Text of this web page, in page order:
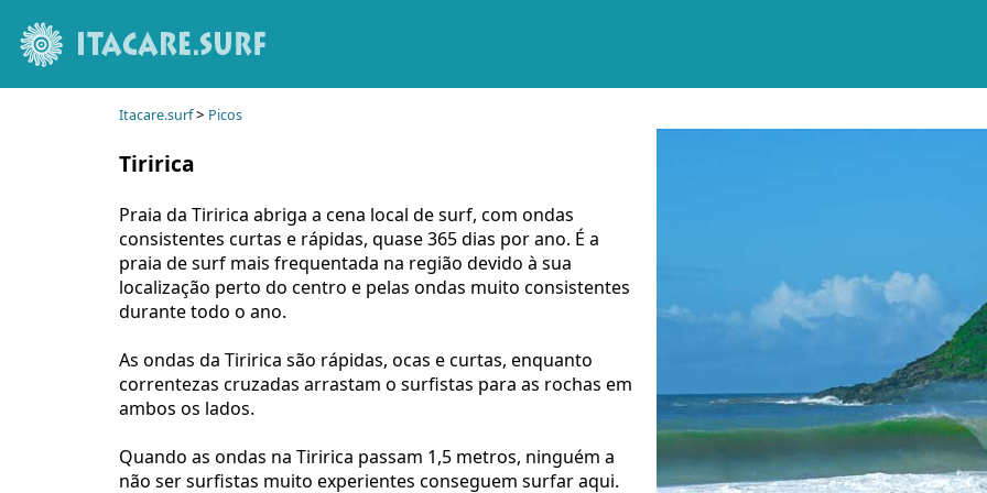
Itacare.surf> Picos
Tiririca
Praia da Tiririca abriga a cena local de surf, com ondas
consistentes curtas e rápidas, quase 365 dias por ano. É a
praia de surf mais frequentada na região devido à sua
localização perto do centro e pelas ondas muito consistentes
durante todo o ano.
As ondas da Tiririca são rápidas, ocas e curtas, enquanto
correntezas cruzadas arrastam o surfistas para as rochas em
ambos os lados.
Quando as ondas na Tiririca passam 1,5 metros, ninguém a
não ser surfistas muito experientes conseguem surfar aqui.